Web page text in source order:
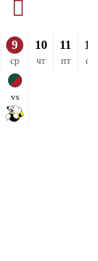
9
ср
vs
10
чт
11
пт
12
сб